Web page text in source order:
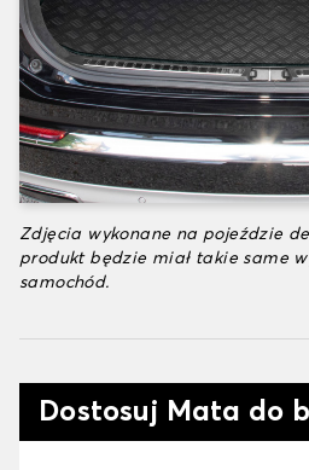
Zdjęcia wykonane na pojeździe
produkt będzie miał takie same
samochód.
Dostosuj Mata do